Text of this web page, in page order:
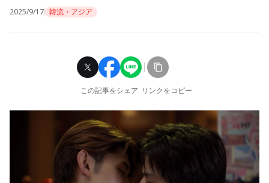
2025/9/17 韓流・アジア
この記事をシェア リンクをコピー